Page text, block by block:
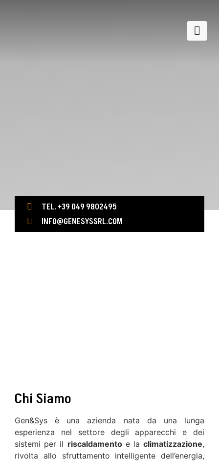
TEL. +39 049 9802495
INFO@GENESYSSRL.COM
Chi Siamo
Gen&Sys è una azienda nata da una lunga
esperienza nel settore degli apparecchi e dei
sistemi per il riscaldamentoe la climatizzazione,
rivolta allo sfruttamento intelligente dell’energia,